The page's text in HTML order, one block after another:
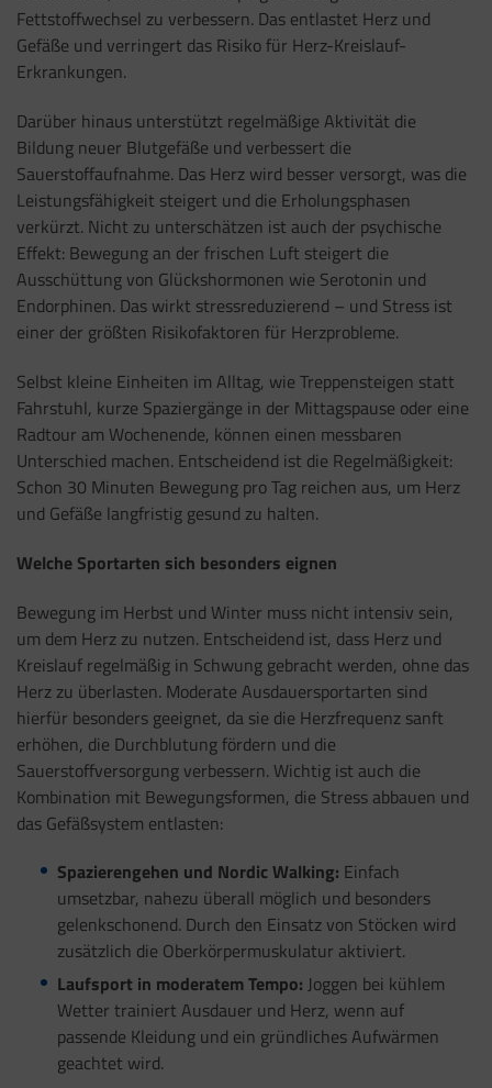
Fettstoffwechsel zu verbessern. Das entlastet Herz und
Gefäße und verringert das Risiko für Herz-Kreislauf-
Erkrankungen.
Darüber hinaus unterstützt regelmäßige Aktivität die
Bildung neuer Blutgefäße und verbessert die
Sauerstoffaufnahme. Das Herz wird besser versorgt, was die
Leistungsfähigkeit steigert und die Erholungsphasen
verkürzt. Nicht zu unterschätzen ist auch der psychische
Effekt: Bewegung an der frischen Luft steigert die
Ausschüttung von Glückshormonen wie Serotonin und
Endorphinen. Das wirkt stressreduzierend – und Stress ist
einer der größten Risikofaktoren für Herzprobleme.
Selbst kleine Einheiten im Alltag, wie Treppensteigen statt
Fahrstuhl, kurze Spaziergänge in der Mittagspause oder eine
Radtour am Wochenende, können einen messbaren
Unterschied machen. Entscheidend ist die Regelmäßigkeit:
Schon 30 Minuten Bewegung pro Tag reichen aus, um Herz
und Gefäße langfristig gesund zu halten.
Welche Sportarten sich besonders eignen
Bewegung im Herbst und Winter muss nicht intensiv sein,
um dem Herz zu nutzen. Entscheidend ist, dass Herz und
Kreislauf regelmäßig in Schwung gebracht werden, ohne das
Herz zu überlasten. Moderate Ausdauersportarten sind
hierfür besonders geeignet, da sie die Herzfrequenz sanft
erhöhen, die Durchblutung fördern und die
Sauerstoffversorgung verbessern. Wichtig ist auch die
Kombination mit Bewegungsformen, die Stress abbauen und
das Gefäßsystem entlasten:
Spazierengehen und Nordic Walking: Einfach
umsetzbar, nahezu überall möglich und besonders
gelenkschonend. Durch den Einsatz von Stöcken wird
zusätzlich die Oberkörpermuskulatur aktiviert.
Laufsport in moderatem Tempo: Joggen bei kühlem
Wetter trainiert Ausdauer und Herz, wenn auf
passende Kleidung und ein gründliches Aufwärmen
geachtet wird.